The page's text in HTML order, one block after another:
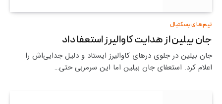
تیم‌های بسکتبال
جان بیلین از هدایت کاوالیرز استعفا داد
جان بیلین در جلوی درهای کاوالیرز ایستاد و دلیل جدایی‌اش را
اعلام کرد. استعفای جان بیلین اما این سرمربی حتی…